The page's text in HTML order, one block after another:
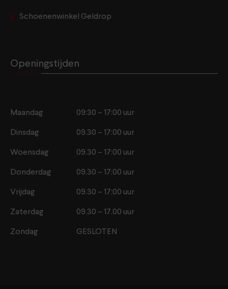
Schoenenwinkel Geldrop
Openingstijden
Maandag 09:30 – 17:00 uur
Dinsdag 09.30 – 17:00 uur
Woensdag 09.30 – 17:00 uur
Donderdag 09.30 – 17:00 uur
Vrijdag 09.30 – 17:00 uur
Zaterdag 09.30 – 17.00 uur
Zondag GESLOTEN